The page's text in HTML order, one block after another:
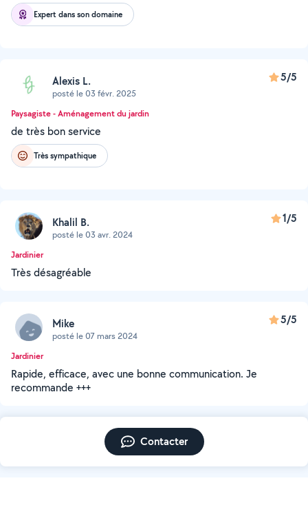
Expert dans son domaine
Alexis L.
posté le 03 févr. 2025
5/5
Paysagiste - Aménagement du jardin
de très bon service
Très sympathique
Khalil B.
posté le 03 avr. 2024
1/5
Jardinier
Très désagréable
Mike
posté le 07 mars 2024
5/5
Jardinier
Rapide, efficace, avec une bonne communication. Je
recommande +++
Contacter